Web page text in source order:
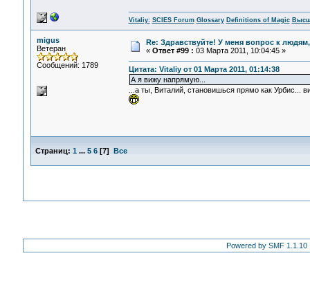
Vitaliy: SCIES Forum Glossary Definitions of Magic
migus
Ветеран
Сообщений: 1789
Re: Здравствуйте! У меня вопрос к
« Ответ #99 : 03 Марта 2011, 10:04:45 »
Цитата: Vitaliy от 01 Марта 2011, 01:14:38
А я вижу напрямую...
...а ты, Виталий, становишься прямо как
Страниц: 1 ... 5 6[7] Все
Powered by SMF 1.1.10